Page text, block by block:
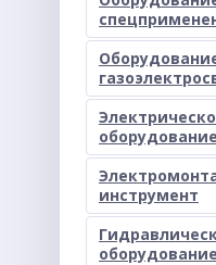
оборудование
инструмент
оборудование